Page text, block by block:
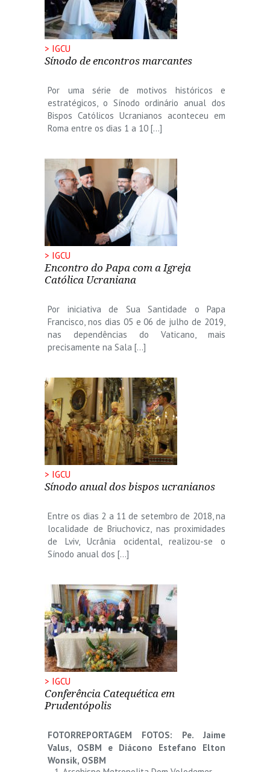
> IGCU
Sínodo de encontros marcantes
Por uma série de motivos históricos e
estratégicos, o Sínodo ordinário anual dos
Bispos Católicos Ucranianos aconteceu em
Roma entre os dias 1 a 10 […]
> IGCU
Encontro do Papa com a Igreja
Católica Ucraniana
Por iniciativa de Sua Santidade o Papa
Francisco, nos dias 05 e 06 de julho de 2019,
nas dependências do Vaticano, mais
precisamente na Sala […]
> IGCU
Sínodo anual dos bispos ucranianos
Entre os dias 2 a 11 de setembro de 2018, na
localidade de Briuchovicz, nas proximidades
de Lviv, Ucrânia ocidental, realizou-se o
Sínodo anual dos […]
> IGCU
Conferência Catequética em
Prudentópolis
FOTORREPORTAGEM
FOTOS: Pe. Jaime
Valus, OSBM e Diácono Estefano Elton
Wonsik, OSBM